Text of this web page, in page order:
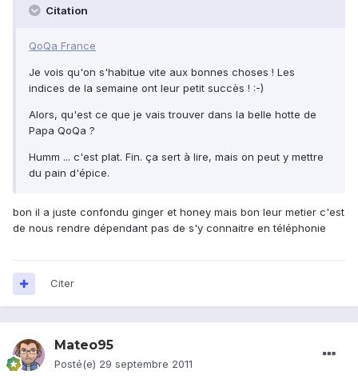
Citation
QoQa France
Je vois qu'on s'habitue vite aux bonnes choses ! Les
indices de la semaine ont leur petit succès ! :-)
Alors, qu'est ce que je vais trouver dans la belle hotte de
Papa QoQa ?
Humm ... c'est plat. Fin. ça sert à lire, mais on peut y mettre
du pain d'épice.
bon il a juste confondu ginger et honey mais bon leur metier c'est
de nous rendre dépendant pas de s'y connaitre en téléphonie
Citer
Mateo95
Posté(e) 29 septembre 2011